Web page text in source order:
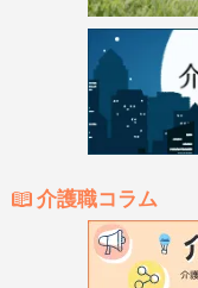
介護職コラム